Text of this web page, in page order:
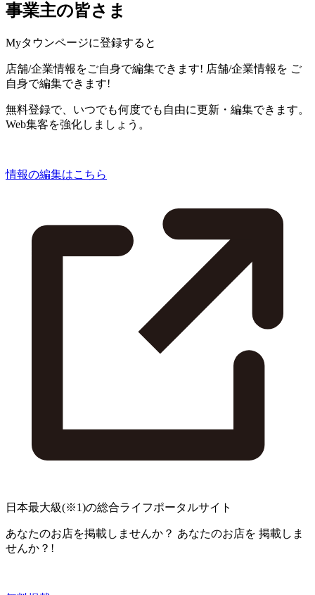
事業主の皆さま
Myタウンページに登録すると
店舗/企業情報をご自身で編集できます! 店舗/企業情報を ご
自身で編集できます!
無料登録で、いつでも何度でも自由に更新・編集できます。
Web集客を強化しましょう。
情報の編集はこちら
日本最大級(※1)の総合ライフポータルサイト
あなたのお店を掲載しませんか？ あなたのお店を 掲載しま
せんか？!